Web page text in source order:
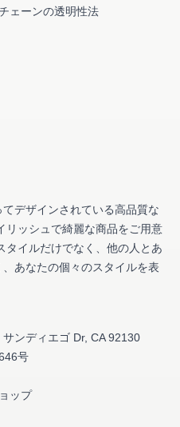
ェーンの透明性法
デザインされている高品質な
リッシュで綺麗な商品をご用意
タイルだけでなく、他の人とあ
あなたの個々のスタイルを表
ンディエゴ Dr, CA 92130
号
ップ